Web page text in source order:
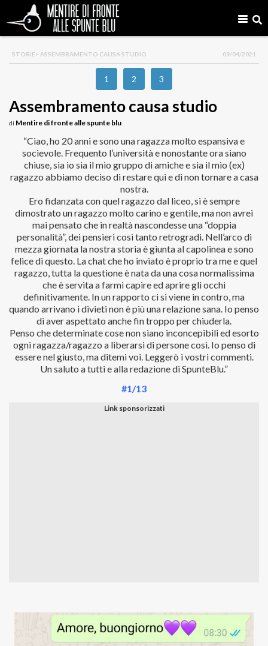
STORIE> ASSEMBRAMENTO CAUSA STUDIO 09/04/2021
1 2 3
Assembramento causa studio
di Mentire di fronte alle spunte blu
“Ciao, ho 20 anni e sono una ragazza molto espansiva e
socievole. Frequento l’università e nonostante ora siano
chiuse, sia io sia il mio gruppo di amiche e sia il mio (ex)
ragazzo abbiamo deciso di restare qui e di non tornare a casa
nostra.
Ero fidanzata con quel ragazzo dal liceo, si è sempre
dimostrato un ragazzo molto carino e gentile, ma non avrei
mai pensato che in realtà nascondesse una “doppia
personalità”, dei pensieri così tanto retrogradi. Nell’arco di
mezza giornata la nostra storia è giunta al capolinea e sono
felice di questo. La chat che ho inviato è proprio tra me e quel
ragazzo, tutta la questione è nata da una cosa normalissima
che è servita a farmi capire ed aprire gli occhi
definitivamente. In un rapporto ci si viene in contro, ma
quando arrivano i divieti non è più una relazione sana. Io penso
di aver aspettato anche fin troppo per chiuderla.
Penso che determinate cose non siano inconcepibili ed esorto
ogni ragazza/ragazzo a liberarsi di persone così. Io penso di
essere nel giusto, ma ditemi voi. Leggerò i vostri commenti.
Un saluto a tutti e alla redazione di SpunteBlu.”
#1/13